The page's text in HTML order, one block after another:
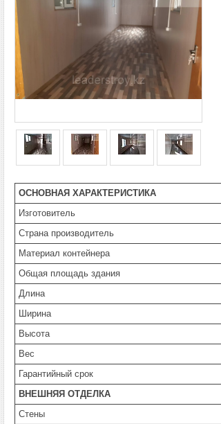
ОСНОВНАЯ ХАРАКТЕРИСТИКА
Изготовитель
Страна производитель
Материал контейнера
Общая площадь здания
Длина
Ширина
Высота
Вес
Гарантийный срок
ВНЕШНЯЯ ОТДЕЛКА
Стены